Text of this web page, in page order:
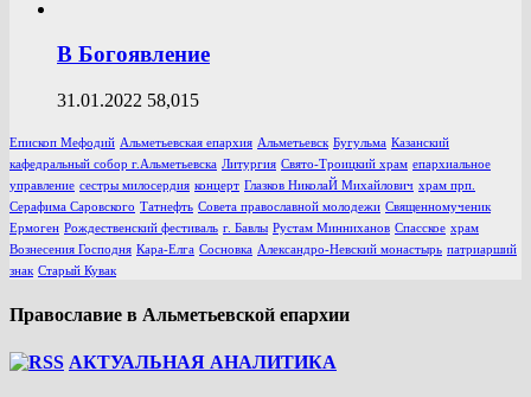
В Богоявление
31.01.2022 58,015
Епископ Мефодий Альметьевская епархия Альметьевск Бугульма Казанский
кафедральный собор г.Альметьевска Литургия Свято-Троицкий храм епархиальное
управление сестры милосердия концерт Глазков НиколаЙ Михайлович храм прп.
Серафима Саровского Татнефть Совета православной молодежи Священномученик
Ермоген Рождественский фестиваль г. Бавлы Рустам Минниханов Спасское храм
Вознесения Господня Кара-Елга Сосновка Александро-Невский монастырь патриарший
знак Старый Кувак
Православие в Альметьевской епархии
АКТУАЛЬНАЯ АНАЛИТИКА